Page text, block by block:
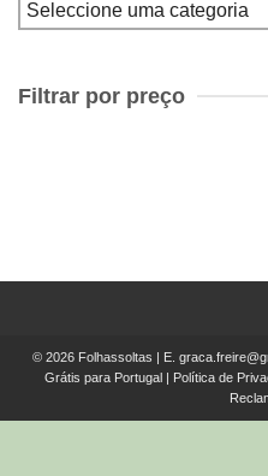
Filtrar por preço
© 2026 Folhassoltas | E.
Grátis para Portugal
Política de